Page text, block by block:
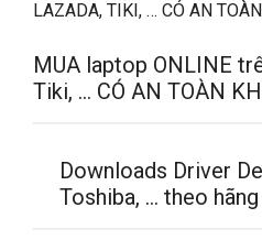
MUA laptop ONLINE
Tiki, … CÓ AN TOÀN
Downloads Driver
Toshiba, … theo